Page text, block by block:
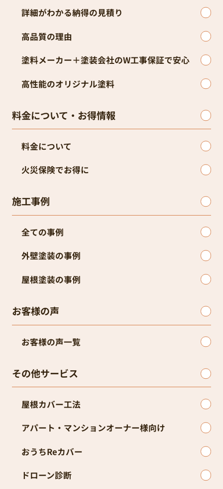
詳細がわかる納得の見積り
高品質の理由
塗料メーカー＋塗装会社のW工事保証で安心
高性能のオリジナル塗料
料金について・お得情報
料金について
火災保険でお得に
施工事例
全ての事例
外壁塗装の事例
屋根塗装の事例
お客様の声
お客様の声一覧
その他サービス
屋根カバー工法
アパート・マンションオーナー様向け
おうちReカバー
ドローン診断